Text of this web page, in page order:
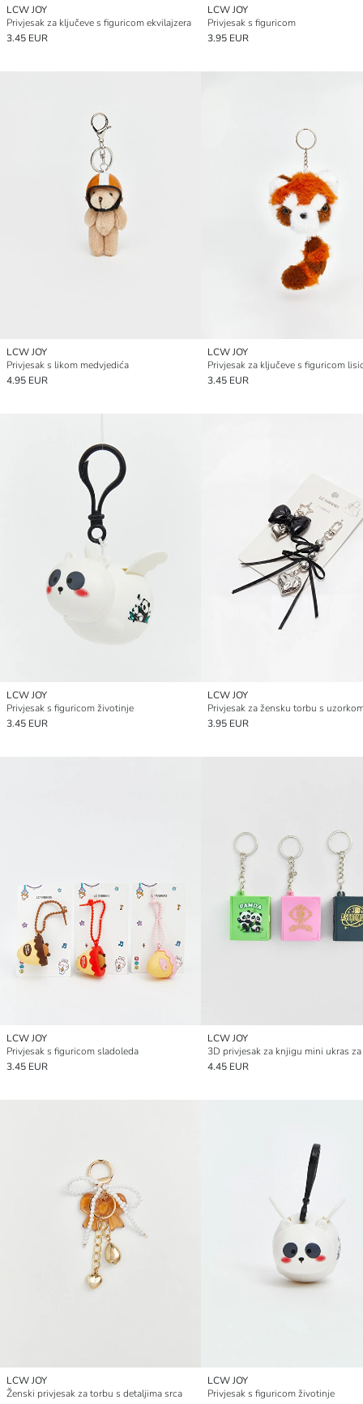
LCW JOY
Privjesak za ključeve s figuricom ekvilajzera
3.45 EUR
LCW JOY
Privjesak s figuricom
3.95 EUR
LCW JOY
Privjesak s likom medvjedića
4.95 EUR
LCW JOY
Privjesak za ključeve s figuricom
3.45 EUR
LCW JOY
Privjesak s figuricom životinje
3.45 EUR
LCW JOY
Privjesak za žensku torbu s
3.95 EUR
LCW JOY
Privjesak s figuricom sladoleda
3.45 EUR
LCW JOY
3D privjesak za knjigu mini ukras
4.45 EUR
LCW JOY
Ženski privjesak za torbu s detaljima srca
LCW JOY
Privjesak s figuricom životinje